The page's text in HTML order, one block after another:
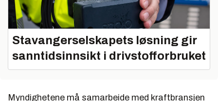
Stavangerselskapets løsning gir
sanntidsinnsikt i drivstofforbruket
Myndighetene må samarbeide med kraftbransjen